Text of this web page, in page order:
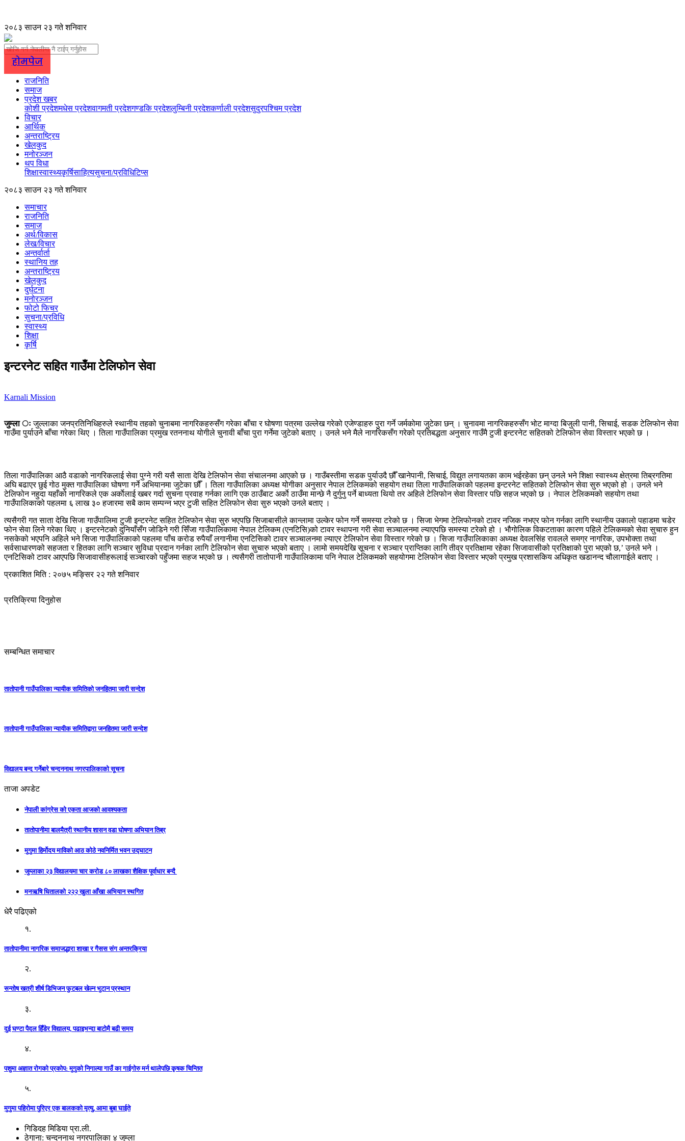
२०८३ साउन २३ गते शनिवार
होमपेज
राजनिति
समाज
प्रदेश खबर
कोशी प्रदेशमधेस प्रदेशवागमती प्रदेशगण्डकि प्रदेशलुम्बिनी प्रदेशकर्णाली प्रदेशसुदुरपश्चिम प्रदेश
विचार
आर्थिक
अन्तराष्ट्रिय
खेलकुद
मनोरञ्जन
थप विधा
शिक्षास्वास्थ्यकृर्षिसाहित्यसुचना/प्रविधिटिप्स
२०८३ साउन २३ गते शनिवार
समाचार
राजनिति
समाज
अर्थ/विकास
लेख/विचार
अन्तर्वार्ता
स्थानिय तह
अन्तराष्ट्रिय
खेलकुद
दुर्घटना
मनोरञ्जन
फोटो फिचर
सुचना/प्रविधि
स्वास्थ्य
शिक्षा
कृर्षि
इन्टरनेट सहित गाउँमा टेलिफोन सेवा
Karnali Mission
जुम्ला ःजुल्लाका जनप्रतिनिधिहरुले स्थानीय तहको चुनाबमा नागरिकहरुसँग गरेका बाँचा र घोषणा पत्रमा उल्लेख गरेको एजेण्डाहरु पुरा गर्ने जर्मकोमा जुटेका छन् । चुनावमा नागरिकहरुसँग भोट माग्दा बिजुली पानी, सिचाई, सडक टेलिफोन सेवा
गाउँमा पुर्याउने बाँचा गरेका थिए । तिला गाउँपालिका प्रमुख रतननाथ योगीले चुनावी बाँचा पुरा गर्नेमा जुटेको बताए । उनले भने मैले नागरिकसँग गरेको प्रतिबद्धता अनुसार गाउँमै टुजी इन्टरनेट सहितको टेलिफोन सेवा विस्तार भएको छ ।
तिला गाउँपालिका आठै वडाको नागरिकलाई सेवा पुग्ने गरी यसै साता देखि टेलिफोन सेवा संचालनमा आएको छ । गाउँबस्तीमा सडक पुर्याउदै छौँ खानेपानी, सिचाई, विद्युत लगायतका काम भईरहेका छन् उनले भने शिक्षा स्वास्थ्य क्षेत्रमा तिब्रगतिमा
अघि बढाएर छुई गोठ मुक्त गाउँपालिका घोषणा गर्ने अभियानमा जुटेका छौँ । तिला गाउँपालिका अध्यक्ष योगीका अनुसार नेपाल टेलिकमको सहयोग तथा तिला गाउँपालिकाको पहलमा इन्टरनेट सहितको टेलिफोन सेवा सुरु भएको हो । उनले भने
टेलिफोन नहुदा यहाँको नागरिकले एक अर्काेलाई खबर गर्दा सुचना प्रवाह गर्नका लागि एक ठाउँबाट अर्काे ठाउँमा मान्छे नै दुर्गुनु पर्ने बाध्यता थियो तर अहिले टेलिफोन सेवा विस्तार पछि सहज भएको छ । नेपाल टेलिकमको सहयोग तथा
गाउँपालिकाको पहलमा ६ लाख ३० हजारमा सबै काम सम्पन्न भएर टुजी सहित टेलिफोन सेवा सुरु भएको उनले बताए ।
त्यसैगरी गत साता देखि सिजा गाउँपालिमा टुजी इन्टरनेट सहित टेलिफोन सेवा सुरु भएपछि सिजाबासीले कान्लामा उल्केर फोन गर्ने समस्या टरेको छ । सिजा भेगमा टेलिफोनको टावर नजिक नभएर फोन गर्नका लागि स्थानीय उकालो पहाडमा चडेर
फोन सेवा लिने गरेका थिए । इन्टरनेटको दुनियाँसँग जोडिने गरी सिँजा गाउँपालिकामा नेपाल टेलिकम (एनटिसि)को टावर स्थापना गरी सेवा सञ्चालनमा ल्याएपछि समस्या टरेको हो । भौगोलिक विकटताका कारण पहिले टेलिकमको सेवा सुचारु हुन
नसकेको भएपनि अहिले भने सिजा गाउँपालिकाको पहलमा पाँच करोड रुपैयाँ लगानीमा एनटिसिको टावर सञ्चालनमा ल्याएर टेलिफोन सेवा विस्तार गरेको छ । सिजा गाउँपालिकाका अध्यक्ष देवलसिंह रावलले समग्र नागरिक, उपभोक्ता तथा
सर्वसाधारणको सहजता र हितका लागि सञ्चार सुविधा प्रदान गर्नका लागि टेलिफोन सेवा सुचारु भएको बताए । लामो समयदेखि सूचना र सञ्चार प्राप्तिका लागि तीव्र प्रतिक्षामा रहेका सिजावासीको प्रतिक्षाको पुरा भएको छ,’ उनले भने ।
एनटिसिको टावर आएपछि सिजावासीहरूलाई सञ्चारको पहुँजमा सहज भएको छ । त्यसैगरी तातोपानी गाउँपालिकामा पनि नेपाल टेलिकमको सहयोगमा टेलिफोन सेवा विस्तार भएको प्रमुख प्रशासकिय अधिकृत खडानन्द चौलागाईले बताए ।
प्रकाशित मिति : २०७५ मङ्सिर २२ गते शनिवार
प्रतिक्रिया दिनुहोस
सम्बन्धित समाचार
तातोपानी गाउँपालिका न्यायीक समितिको जनहितमा जारी सन्देश
तातोपानी गाउँपालिका न्यायीक समितिद्वारा जनहितमा जारी सन्देश
विद्यालय बन्द गर्नेबारे चन्दननाथ नगरपालिकाको सूचना
ताजा अपडेट
नेपाली कांग्रेस को एकता आजको आवश्यकता
तातोपानीमा बालमैत्री स्थानीय शासन वडा घोषणा अभियान तिब्र
मुगुमा हिर्मोदय माविको आठ कोठे नवनिर्मित भवन उद्घाटन
जुम्लाका २३ विद्यालयमा चार करोड ८० लाखका शैक्षिक पूर्वाधार बन्दै
मनऋषि धितालको २२२ खुला आँखा अभियान स्थगित
धेरै पढिएको
१.
तातोपानीमा नागरिक समाजद्धारा शाखा र गैसस संग अन्तरक्रिया
२.
सन्तोष खत्री शीर्ष डिभिजन फुटबल खेल्न भुटान प्रस्थान
३.
दुई घण्टा पैदल हिँडेर विद्यालय, पढाइभन्दा बाटोमै बढी समय
४.
पशुमा अज्ञात रोगको प्रकोप: मुगुको निगाल्या गाउँ का गाईगोरु मर्न थालेपछि कृषक चिन्तित
५.
मुगुमा पहिरोमा पुरिएर एक बालकको मृत्यु, आमा बुबा घाईते
गिडिदह मिडिया प्रा.ली.
ठेगाना: चन्दननाथ नगरपालिका ४ जुम्ला